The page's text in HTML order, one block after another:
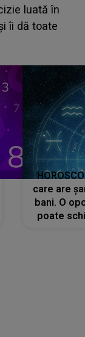
Casa Iubirii
mama
pentru
care are
bani. O
poate